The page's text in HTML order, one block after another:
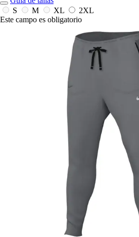
S
M XL
2XL
Este campo es obligatorio